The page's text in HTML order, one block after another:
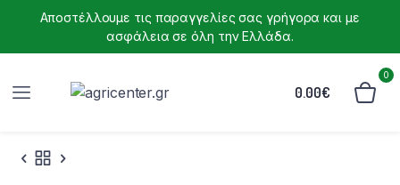
Αποστέλλουμε τις παραγγελίες σας γρήγορα και με
ασφάλεια σε όλη την Ελλάδα.
0.00€
0